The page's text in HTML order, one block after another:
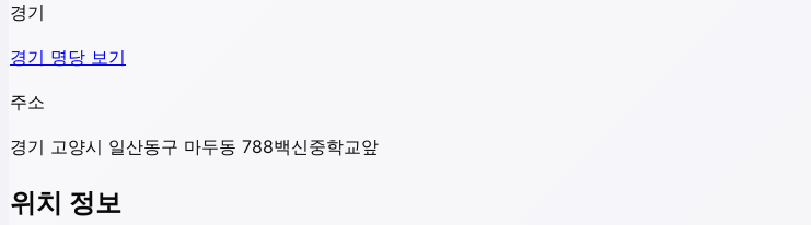
경기
경기 명당 보기
주소
경기 고양시 일산동구 마두동 788백신중학교앞
위치 정보